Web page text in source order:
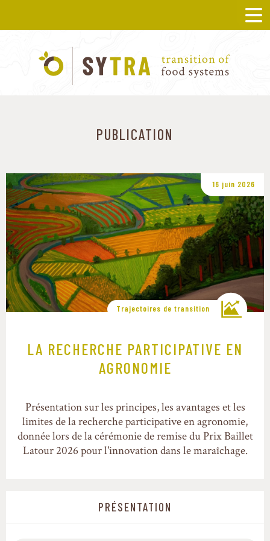
PUBLICATION
16 juin 2026
Trajectoires de transition
LA RECHERCHE PARTICIPATIVE EN
AGRONOMIE
Présentation sur les principes, les avantages et les
limites de la recherche participative en agronomie,
donnée lors de la cérémonie de remise du Prix Baillet
Latour 2026 pour l'innovation dans le maraîchage.
PRÉSENTATION